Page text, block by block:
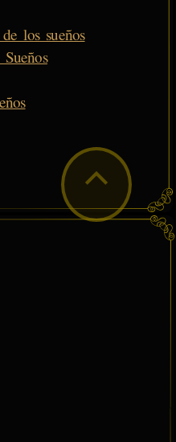
los sueños